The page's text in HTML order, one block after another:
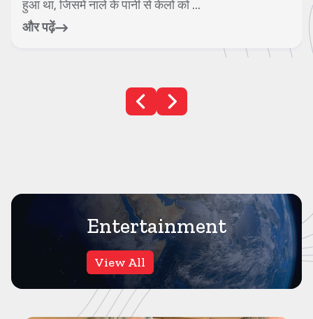
प्रेस कॉन्फ्रेंस में जूता फेंकने के आर...
और पढ़ें
Entertainment
View All